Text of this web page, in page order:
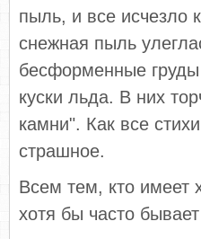
пыль, и все исчезло
снежная пыль
бесформенные груды
куски льда. В них
камни". Как все
страшное.
Всем тем, кто имеет
хотя бы часто